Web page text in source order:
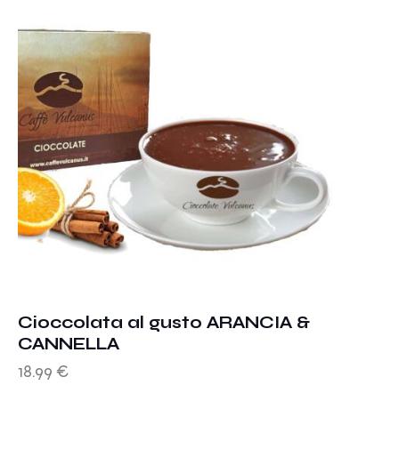
Cioccolata al gusto ARANCIA &
CANNELLA
18.99 €